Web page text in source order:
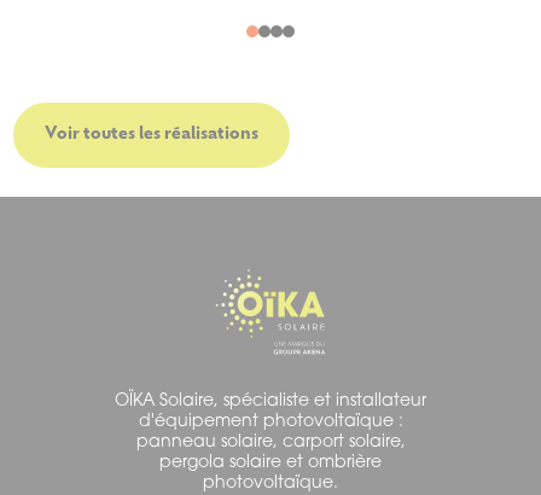
Voir toutes les réalisations
OÏKA Solaire, spécialiste et installateur
d'équipement photovoltaïque :
panneau solaire, carport solaire,
pergola solaire et ombrière
photovoltaïque.